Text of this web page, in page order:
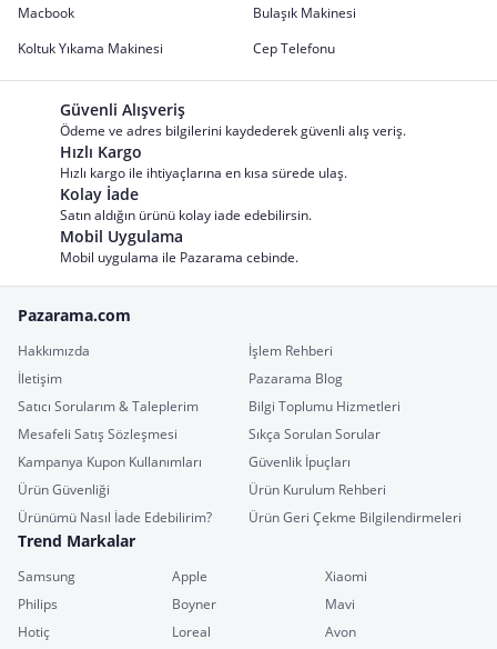
Macbook
Bulaşık Makinesi
Koltuk Yıkama Makinesi
Cep Telefonu
Güvenli Alışveriş
Ödeme ve adres bilgilerini kaydederek güvenli alış veriş.
Hızlı Kargo
Hızlı kargo ile ihtiyaçlarına en kısa sürede ulaş.
Kolay İade
Satın aldığın ürünü kolay iade edebilirsin.
Mobil Uygulama
Mobil uygulama ile Pazarama cebinde.
Pazarama.com
Hakkımızda
İşlem Rehberi
İletişim
Pazarama Blog
Satıcı Sorularım & Taleplerim
Bilgi Toplumu Hizmetleri
Mesafeli Satış Sözleşmesi
Sıkça Sorulan Sorular
Kampanya Kupon Kullanımları
Güvenlik İpuçları
Ürün Güvenliği
Ürün Kurulum Rehberi
Ürünümü Nasıl İade Edebilirim?
Ürün Geri Çekme Bilgilendirmeleri
Trend Markalar
Samsung Apple
Xiaomi
Philips
Boyner
Mavi
Hotiç
Loreal
Avon